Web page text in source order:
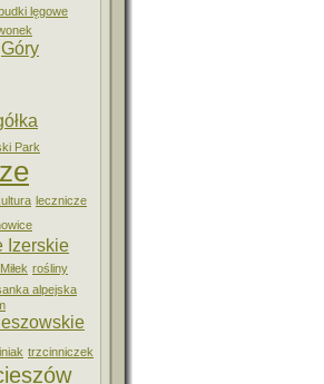
lęgowe
Góry
Park
lecznicze
Izerskie
rośliny
alpejska
trzcinniczek